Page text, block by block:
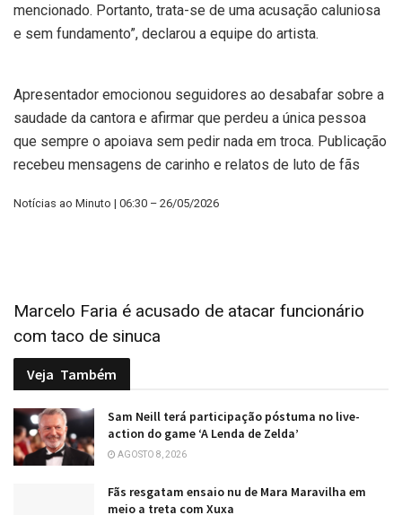
mencionado. Portanto, trata-se de uma acusação caluniosa
e sem fundamento”, declarou a equipe do artista.
Apresentador emocionou seguidores ao desabafar sobre a
saudade da cantora e afirmar que perdeu a única pessoa
que sempre o apoiava sem pedir nada em troca. Publicação
recebeu mensagens de carinho e relatos de luto de fãs
Notícias ao Minuto | 06:30 – 26/05/2026
Marcelo Faria é acusado de atacar funcionário
com taco de sinuca
Veja Também
Sam Neill terá participação póstuma no live-
action do game ‘A Lenda de Zelda’
AGOSTO 8, 2026
Fãs resgatam ensaio nu de Mara Maravilha em
meio a treta com Xuxa